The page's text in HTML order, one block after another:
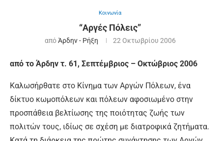
Κοινωνία
“Αργές Πόλεις”
απόΆρδην - Ρήξη 22 Οκτωβρίου 2006
από το Άρδην τ. 61, Σεπτέμβριος – Οκτώβριος 2006
Καλωσήρθατε στο Κίνημα των Αργών Πόλεων, ένα
δίκτυο κωμοπόλεων και πόλεων αφοσιωμένο στην
προσπάθεια βελτίωσης της ποιότητας ζωής των
πολιτών τους, ιδίως σε σχέση με διατροφικά ζητήματα.